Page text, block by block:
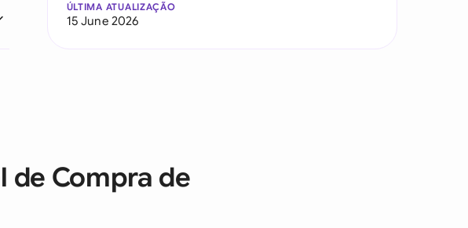
ÚLTIMA ATUALIZAÇÃO
15 June 2026
de Compra de